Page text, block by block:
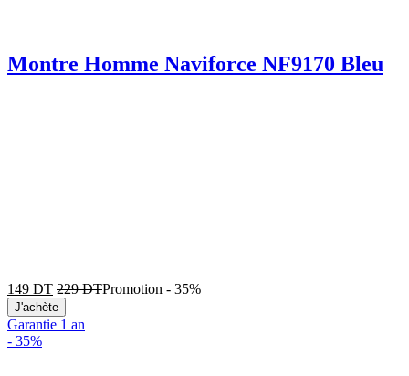
Montre Homme Naviforce NF9170 Bleu
149 DT 229DTPromotion - 35%
J'achète
Garantie 1 an
- 35%